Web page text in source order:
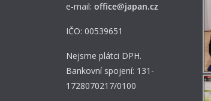
e-mail: office@japan.cz
IČO: 00539651
Nejsme plátci DPH.
Bankovní spojení: 131-
1728070217/0100